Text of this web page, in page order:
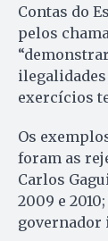
Contas do
pe­los
exercícios
Os
foram as
Carlos
2009 e
governador